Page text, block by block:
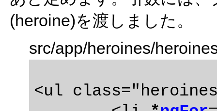
(heroine)を渡しました。
src/app/heroines/
<ul